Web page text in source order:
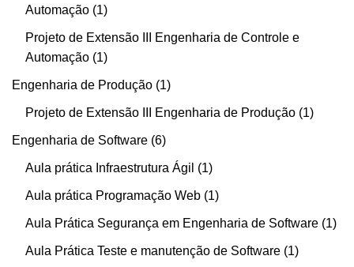
Automação 1
Projeto de Extensão III Engenharia de Controle e
Automação 1
Engenharia de Produção 1
Projeto de Extensão III Engenharia de Produção 1
Engenharia de Software 6
Aula prática Infraestrutura Ágil 1
Aula prática Programação Web 1
Aula Prática Segurança em Engenharia de Software 1
Aula Prática Teste e manutenção de Software 1